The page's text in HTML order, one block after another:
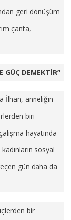
geri dönüşüm
çanta,
GÜÇ DEMEKTİR”
İlhan, anneliğin
biri
hayatında
sosyal
gün daha da
biri